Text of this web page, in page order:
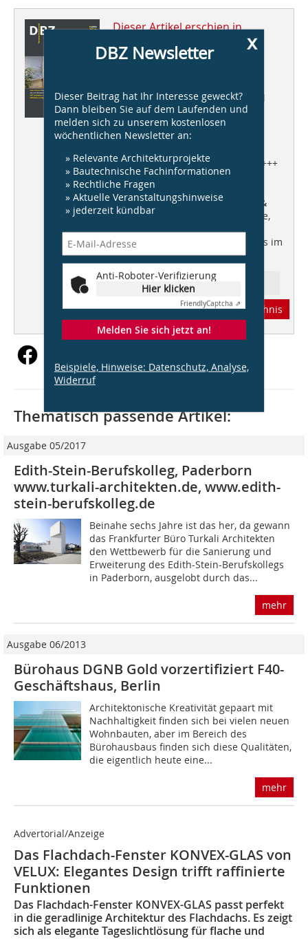
Dieser Artikel erschien in
DBZ 10/2014
Peter Haimerlüber das Potential
der Provinz +++SSP
SchürmannSpannel zur
Wandelbarkeit
Handwerks,Turkali Architekten
+++
Vodafone Campus,
HPP Architekten
Forschungszentrum CMP,
Lepel &
Lepel Architekten
+++ Blue Office,
SSP SchürmannSpannel+++
Systemböden im Büro +++ Trends im
Büro +++ORGATEC Spezial
Ressort: Architektur
Abonnement Inhaltsverzeichnis
x
DBZ Newsletter
Dieser Beitrag hat Ihr Interesse geweckt?
Dann bleiben Sie auf dem Laufenden und
melden sich zu unserem kostenlosen
wöchentlichen Newsletter an:
» Relevante Architekturprojekte
» Bautechnische Fachinformationen
» Rechtliche Fragen
» Aktuelle Veranstaltungshinweise
» jederzeit kündbar
Anti-Roboter-Verifizierung
Hier klicken
FriendlyCaptcha ⇗
Melden Sie sich jetzt an!
Beispiele, Hinweise: Datenschutz, Analyse,
Widerruf
Thematisch passende Artikel:
Ausgabe 05/2017
Edith-Stein-Berufskolleg, Paderborn
www.turkali-architekten.de, www.edith-
stein-berufskolleg.de
Beinahe sechs Jahre ist das her, da gewann
das Frankfurter Büro Turkali Architekten
den Wettbewerb für die Sanierung und
Erweiterung des Edith-Stein-Berufskollegs
in Paderborn, ausgelobt durch das...
mehr
Ausgabe 06/2013
Bürohaus DGNB Gold vorzertifiziert F40-
Geschäftshaus, Berlin
Architektonische Kreativität gepaart mit
Nachhaltigkeit finden sich bei vielen neuen
Wohnbauten, aber im Bereich des
Bürohausbaus finden sich diese Qualitäten,
die eigentlich heute eine...
mehr
Advertorial/Anzeige
Das Flachdach-Fenster KONVEX-GLAS von
VELUX: Elegantes Design trifft raffinierte
Funktionen
Das Flachdach-Fenster KONVEX-GLAS passt perfekt
in die geradlinige Architektur des Flachdachs. Es zeigt
sich als elegante Tageslichtlösung für flache und